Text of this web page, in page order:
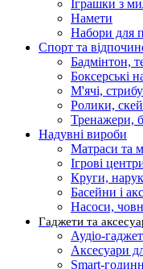
Іграшки з
Намети
Набори для
Спорт та
Бадмінтон,
Боксерські
М'ячі,
Ролики,
Тренажери,
Надувні вироби
Матраси та
Ігрові
Круги,
Басейни і
Насоси,
Гаджети та
Аудіо-
Аксесуари
Smart-